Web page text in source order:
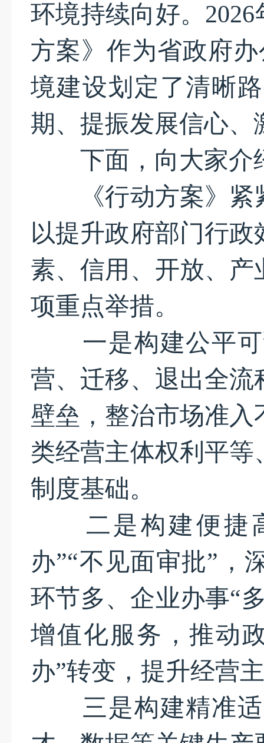
环境持续向好。
方案》作为省政府
境建设划定了清晰
期、提振发展信心、
下面，向大家介
《行动方案》紧
以提升政府部门行
素、信用、开放、
项重点举措。
一是构建公平可
营、迁移、退出全
壁垒，整治市场准
类经营主体权利平
制度基础。
二是构建便捷高
办”“不见面审批”，
环节多、企业办事“
增值化服务，推动
办”转变，提升经营
三是构建精准适